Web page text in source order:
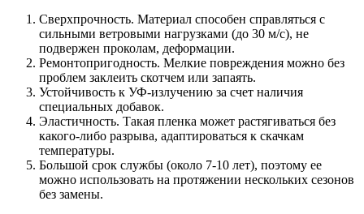
Сверхпрочность. Материал способен справляться с
сильными ветровыми нагрузками (до 30 м/с), не
подвержен проколам, деформации.
Ремонтопригодность. Мелкие повреждения можно без
проблем заклеить скотчем или запаять.
Устойчивость к УФ-излучению за счет наличия
специальных добавок.
Эластичность. Такая пленка может растягиваться без
какого-либо разрыва, адаптироваться к скачкам
температуры.
Большой срок службы (около 7-10 лет), поэтому ее
можно использовать на протяжении нескольких сезонов
без замены.